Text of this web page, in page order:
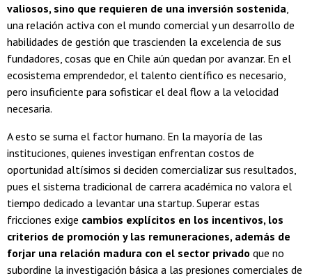
valiosos, sino que requieren de una inversión sostenida,
una relación activa con el mundo comercial y un desarrollo de
habilidades de gestión que trascienden la excelencia de sus
fundadores, cosas que en Chile aún quedan por avanzar. En el
ecosistema emprendedor, el talento científico es necesario,
pero insuficiente para sofisticar el deal flow a la velocidad
necesaria.
A esto se suma el factor humano. En la mayoría de las
instituciones, quienes investigan enfrentan costos de
oportunidad altísimos si deciden comercializar sus resultados,
pues el sistema tradicional de carrera académica no valora el
tiempo dedicado a levantar una startup. Superar estas
fricciones exige cambios explícitos en los incentivos, los
criterios de promoción y las remuneraciones, además de
forjar una relación madura con el sector privado que no
subordine la investigación básica a las presiones comerciales de